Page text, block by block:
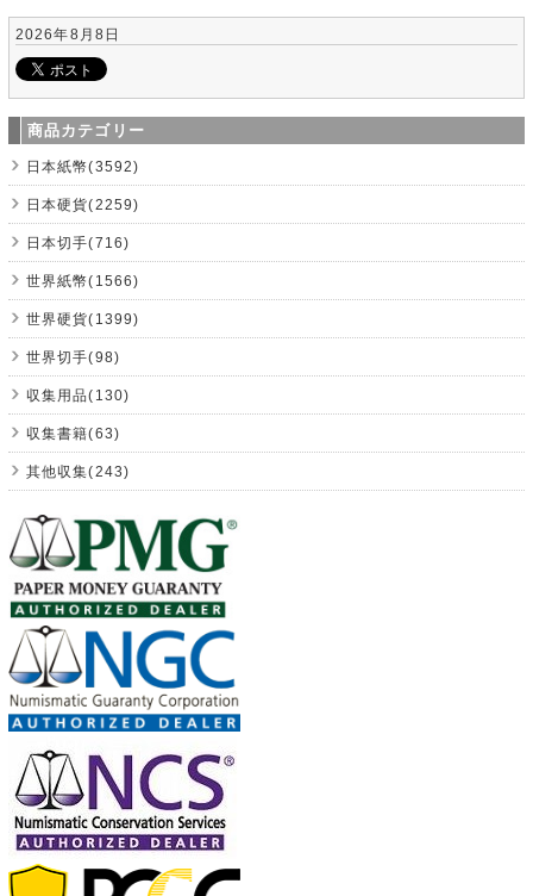
2026年8月8日
商品カテゴリー
日本紙幣(3592)
日本硬貨(2259)
日本切手(716)
世界紙幣(1566)
世界硬貨(1399)
世界切手(98)
収集用品(130)
収集書籍(63)
其他収集(243)